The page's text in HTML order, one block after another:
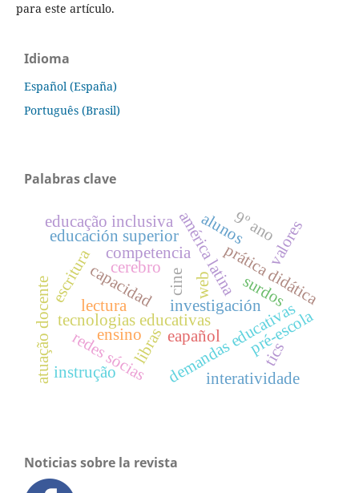
para este artículo.
Idioma
Español (España)
Português (Brasil)
Palabras clave
cerebro américa latina
tecnologias educativas
investigación
competencia
capacidad web
educación superior
demandas educativas
prática didática
libras
ensino
alunos
surdos
atuação docente interatividade
cine
lectura
escritura
eapañol
educação inclusiva
pré-escola
redes sócias
valores
instrução
tics
9º ano
Noticias sobre la revista